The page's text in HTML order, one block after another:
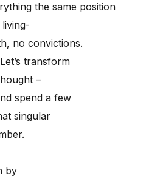
the same position
no convictions.
transform
–
spend a few
singular
by